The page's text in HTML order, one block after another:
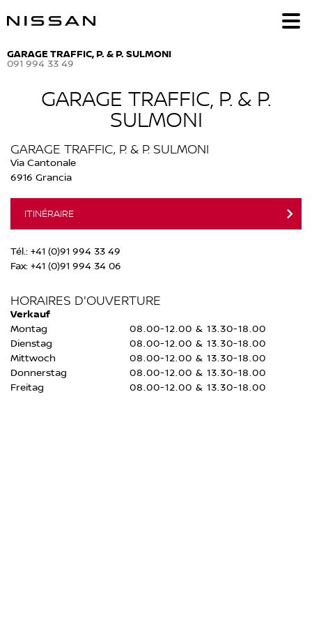
GARAGE TRAFFIC, P. & P. SULMONI
091 994 33 49
GARAGE TRAFFIC, P. & P.
SULMONI
GARAGE TRAFFIC, P. & P. SULMONI
Via Cantonale
6916 Grancia
ITINÉRAIRE
Tél.: +41 (0)91 994 33 49
Fax: +41 (0)91 994 34 06
HORAIRES D'OUVERTURE
Verkauf
Montag
08.00-12.00 & 13.30-18.00
Dienstag
08.00-12.00 & 13.30-18.00
Mittwoch
08.00-12.00 & 13.30-18.00
Donnerstag
08.00-12.00 & 13.30-18.00
Freitag
08.00-12.00 & 13.30-18.00